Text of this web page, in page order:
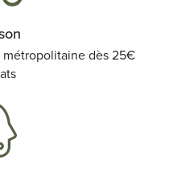
métropolitaine dès 25€